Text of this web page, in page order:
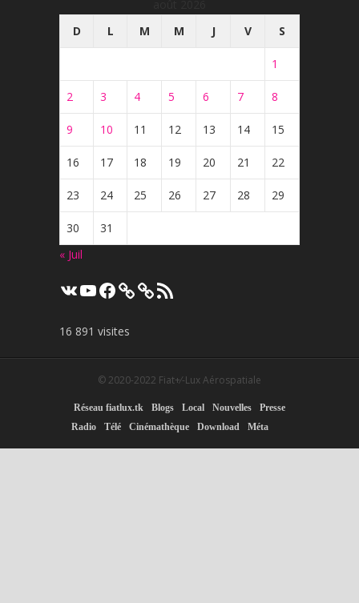
D
L M M J V S
1
2 3 4 5 6 7 8
9 10 11 12 13 14 15
16 17 18 19 20 21 22
23 24 25 26 27 28 29
30
31
« Juil
VK YouTube
Facebook Flux
RSS
16 891 visites
© 2020-2022 Fiat+⁄-Lux Aérospatiale
Réseau fiatlux.tk Blogs Local Nouvelles
Presse
Radio
Télé Cinémathèque Download Méta